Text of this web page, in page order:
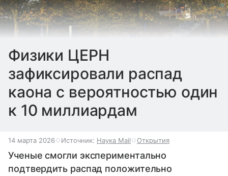
Физики ЦЕРН
зафиксировали распад
каона с вероятностью один
к 10 миллиардам
14 марта 2026 Источник: Наука Mail Открытия
Ученые смогли экспериментально
подтвердить распад положительно